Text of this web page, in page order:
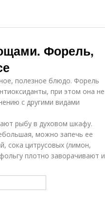
Форель,
полезное блюдо. Форель
при этом она не
с другими видами
рыбу в духовом шкафу.
можно запечь ее
сока цитрусовых (лимон,
плотно заворачивают и